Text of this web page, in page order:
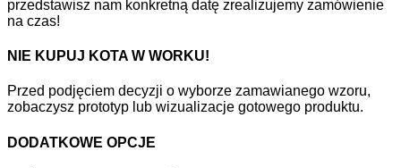
przedstawisz nam konkretną datę zrealizujemy zamówienie
na czas!
NIE KUPUJ KOTA W WORKU!
Przed podjęciem decyzji o wyborze zamawianego wzoru,
zobaczysz prototyp lub wizualizacje gotowego produktu.
DODATKOWE OPCJE